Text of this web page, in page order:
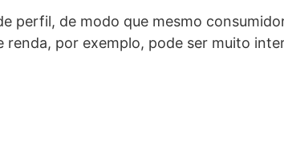
perfil, de modo que mesmo
por exemplo, pode ser muito